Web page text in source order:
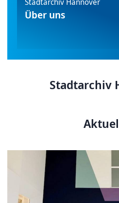
Über uns
Stadtarchiv